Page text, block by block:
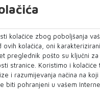
kolačiće zbog poboljšanja
ovih kolačića, oni
preglednik pošto su ključni
stranice. Koristimo i kolačiće
i razumijevanja načina na
biti pohranjeni u vašem